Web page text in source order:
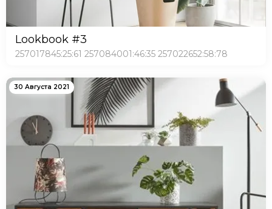
Lookbook #3
257017845:25:61 257084001:46:35 257022652:58:78
30 Августа 2021